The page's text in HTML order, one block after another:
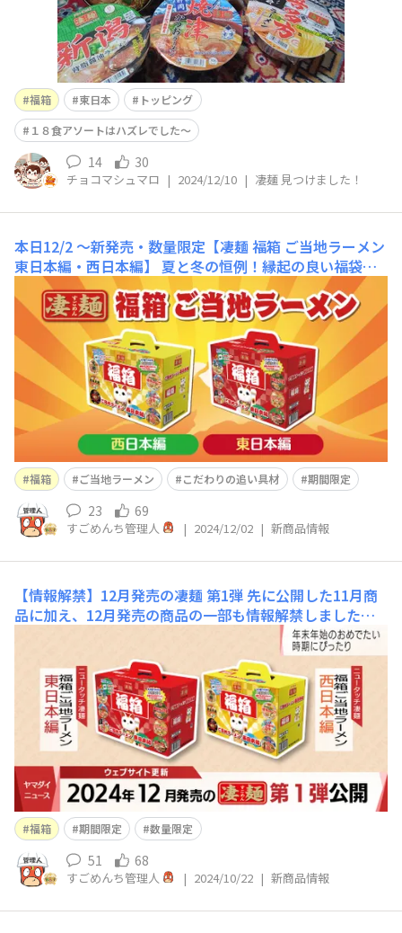
福箱 東日本
トッピング
１８食アソートはハズレでした～
14 30
チョコマシュマロ | 2024/12/10 | 凄麺 見つけました！
本日12/2 ～新発売・数量限定【凄麺 福箱 ご当地ラーメン
東日本編・西日本編】 夏と冬の恒例！縁起の良い福袋を
イメージした、「凄麺」の6食詰合せセット🎁｢東日本編｣
｢西日本編｣の2タイプです。おまけでもれなく非売品「こ
だわりの追い具材」付き♪好きな凄麺にトッピングして楽
しんでください！東日本編の追い具材西日本編の追い具材
大きめカットのタマネギ香ばしフライドガーリックジュー
シー肉
福箱 ご当地ラーメン こだわりの追い具材 期間限定
23 69
すごめんち管理人 | 2024/12/02 | 新商品情報
【情報解禁】12月発売の凄麺 第1弾 先に公開した11月商
品に加え、12月発売の商品の一部も情報解禁しました🆕
年末年始のおめでたい時期にぴったりの詰合せ12/2～数
量限定発売凄麺 福箱 ご当地ラーメン東日本編https://ec.
newtouch.co.jp/products/detail/532西日本編https://e
c.newto
福箱 期間限定 数量限定
51 68
すごめんち管理人 | 2024/10/22 | 新商品情報